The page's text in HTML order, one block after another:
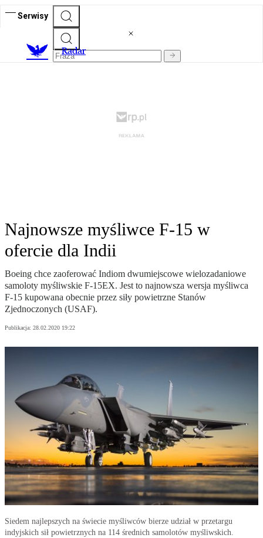
Serwisy
Radar
Najnowsze myśliwce F-15 w
ofercie dla Indii
Boeing chce zaoferować Indiom dwumiejscowe wielozadaniowe
samoloty myśliwskie F-15EX. Jest to najnowsza wersja myśliwca
F-15 kupowana obecnie przez siły powietrzne Stanów
Zjednoczonych (USAF).
Publikacja: 28.02.2020 19:22
Siedem najlepszych na świecie myśliwców bierze udział w przetargu
indyjskich sił powietrznych na 114 średnich samolotów myśliwskich.